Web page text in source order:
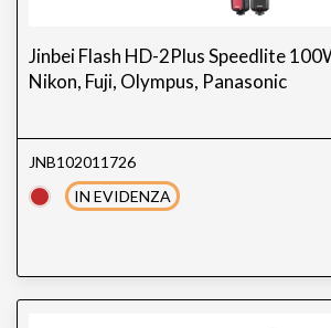
Jinbei Flash HD-2Plus Speedlite
Nikon, Fuji, Olympus, Panasonic
JNB102011726
IN EVIDENZA